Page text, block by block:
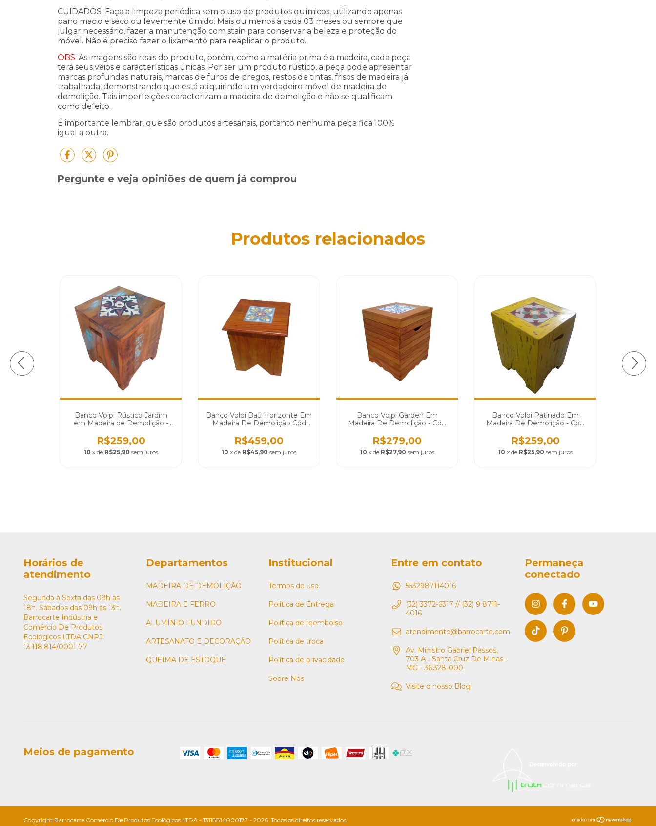
CUIDADOS: Faça a limpeza periódica sem o uso de produtos químicos, utilizando apenas
pano macio e seco ou levemente úmido. Mais ou menos à cada 03 meses ou sempre que
julgar necessário, fazer a manutenção com stain para conservar a beleza e proteção do
móvel. Não é preciso fazer o lixamento para reaplicar o produto.
OBS: As imagens são reais do produto, porém, como a matéria prima é a madeira, cada peça
terá seus veios e características únicas. Por ser um produto rústico, a peça pode apresentar
marcas profundas naturais, marcas de furos de pregos, restos de tintas, frisos de madeira já
trabalhada, demonstrando que está adquirindo um verdadeiro móvel de madeira de
demolição. Tais imperfeições caracterizam a madeira de demolição e não se qualificam
como defeito.
É importante lembrar, que são produtos artesanais, portanto nenhuma peça fica 100%
igual a outra.
Pergunte e veja opiniões de quem já comprou
Produtos relacionados
Banco Volpi Rústico Jardim
em Madeira de Demolição -
R$259,00
10 x de R$25,90 sem juros
Banco Volpi Baú Horizonte Em
Madeira De Demolição Cód
R$459,00
10 x de R$45,90 sem juros
Banco Volpi Garden Em
Madeira De Demolição - Cód
R$279,00
10 x de R$27,90 sem juros
Banco Volpi Patinado Em
Madeira De Demolição - Cód
R$259,00
10 x de R$25,90 sem juros
Horários de
atendimento
Segunda à Sexta das 09h às
18h. Sábados das 09h às 13h.
Barrocarte Indústria e
Comércio De Produtos
Ecológicos LTDA CNPJ:
13.118.814/0001-77
Departamentos
MADEIRA DE DEMOLIÇÃO
MADEIRA E FERRO
ALUMÍNIO FUNDIDO
ARTESANATO E DECORAÇÃO
QUEIMA DE ESTOQUE
Institucional
Termos de uso
Política de Entrega
Política de reembolso
Política de troca
Política de privacidade
Sobre Nós
Entre em contato
5532987114016
(32) 3372-6317 // (32) 9 8711-
4016
atendimento@barrocarte.com
Av. Ministro Gabriel Passos,
703 A - Santa Cruz De Minas -
MG - 36.328-000
Visite o nosso Blog!
Permaneça
conectado
Meios de pagamento
Copyright Barrocarte Comércio De Produtos Ecológicos LTDA - 13118814000177 - 2026. Todos os direitos reservados.